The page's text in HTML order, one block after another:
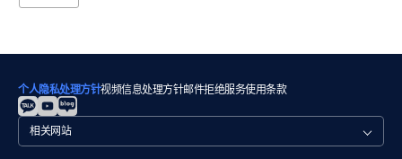
个人隐私处理方针视频信息处理方针邮件拒绝服务使用条款
관
련